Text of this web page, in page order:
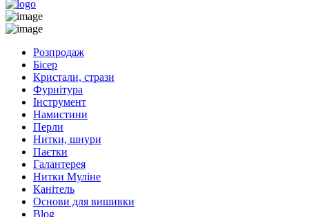
Розпродаж
Бісер
Кристали, стрази
Фурнітура
Інструмент
Намистини
Перли
Нитки, шнури
Паєтки
Галантерея
Нитки Муліне
Канітель
Основи для вишивки
Blog